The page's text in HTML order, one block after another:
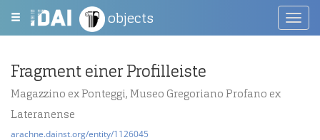
objects
Fragment einer Profilleiste
Magazzino ex Ponteggi, Museo Gregoriano Profano ex
Lateranense
arachne.dainst.org/entity/1126045